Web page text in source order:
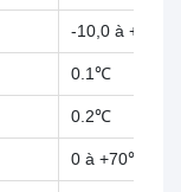
-10,0 à
0.1℃
0.2℃
0 à +70℃